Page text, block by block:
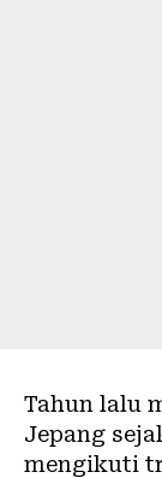
Tahun lalu
Jepang
mengikuti